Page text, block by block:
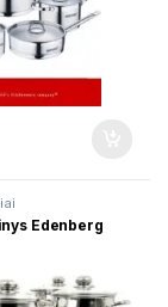
Edenberg